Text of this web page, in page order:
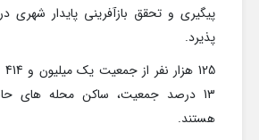
پیگیری و تحقق بازآفرینی پایدار شهری
پذیرد.
13 درصد جمعیت، ساکن محله های
هستند.